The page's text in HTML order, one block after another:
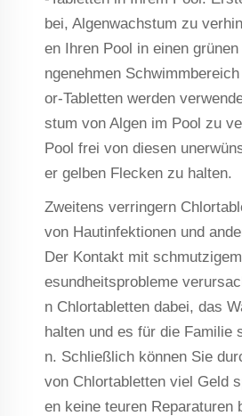
bei, Algenwachstum zu
en Ihren Pool in einen
ngenehmen
or-Tabletten werden
stum von Algen im Pool zu
Pool frei von diesen
er gelben Flecken zu halten.
Zweitens verringern
von Hautinfektionen und
Der Kontakt mit
esundheitsprobleme
n Chlortabletten dabei, das
halten und es für die Familie
n. Schließlich können Sie
von Chlortabletten viel Geld
en keine teuren Reparaturen